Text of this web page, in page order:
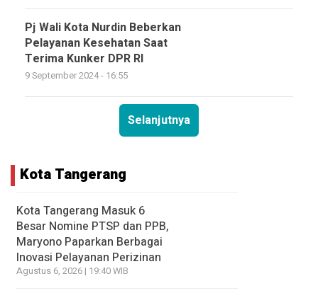
Pj Wali Kota Nurdin Beberkan
Pelayanan Kesehatan Saat
Terima Kunker DPR RI
9 September 2024 - 16:55
Selanjutnya
Kota Tangerang
Kota Tangerang Masuk 6
Besar Nomine PTSP dan PPB,
Maryono Paparkan Berbagai
Inovasi Pelayanan Perizinan
Agustus 6, 2026 | 19:40 WIB